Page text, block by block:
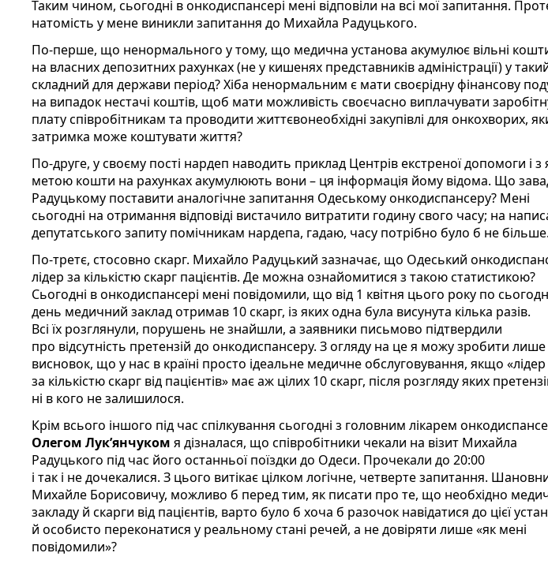
Таким чином, сьогодні в онкодиспансері мені відповіли на всі мої запитання.
натомість у мене виникли запитання до Михайла Радуцького.
По-перше, що ненормального у тому, що медична установа акумулює вільні
на власних депозитних рахунках (не у кишенях представників адміністрації) у
складний для держави період? Хіба ненормальним є мати своєрідну фінансову
на випадок нестачі коштів, щоб мати можливість своєчасно виплачувати
плату співробітникам та проводити життєвонеобхідні закупівлі для онкохворих,
затримка може коштувати життя?
По-друге, у своєму пості нардеп наводить приклад Центрів екстреної допомоги і
метою кошти на рахунках акумулюють вони – ця інформація йому відома. Що
Радуцькому поставити аналогічне запитання Одеському онкодиспансеру? Мені
сьогодні на отримання відповіді вистачило витратити годину свого часу; на
депутатського запиту помічникам нардепа, гадаю, часу потрібно було б не більше.
По-третє, стосовно скарг. Михайло Радуцький зазначає, що Одеський
лідер за кількістю скарг пацієнтів. Де можна ознайомитися з такою статистикою?
Сьогодні в онкодиспансері мені повідомили, що від 1 квітня цього року по
день медичний заклад отримав 10 скарг, із яких одна була висунута кілька разів.
Всі їх розглянули, порушень не знайшли, а заявники письмово підтвердили
про відсутність претензій до онкодиспансеру. З огляду на це я можу зробити лише
висновок, що у нас в країні просто ідеальне медичне обслуговування, якщо «лідер
за кількістю скарг від пацієнтів» має аж цілих 10 скарг, після розгляду яких
ні в кого не залишилося.
Крім всього іншого під час спілкування сьогодні з головним лікарем
Олегом Лук’янчуком я дізналася, що співробітники чекали на візит Михайла
Радуцького під час його останньої поїздки до Одеси. Прочекали до 20:00
і так і не дочекалися. З цього витікає цілком логічне, четверте запитання.
Михайле Борисовичу, можливо б перед тим, як писати про те, що необхідно
закладу й скарги від пацієнтів, варто було б хоча б разочок навідатися до цієї
й особисто переконатися у реальному стані речей, а не довіряти лише «як мені
повідомили»?